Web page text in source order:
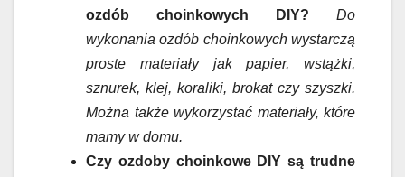
ozdób choinkowych DIY?
Do
wykonania ozdób choinkowych wystarczą
proste materiały jak papier, wstążki,
sznurek, klej, koraliki, brokat czy szyszki.
Można także wykorzystać materiały, które
mamy w domu.
Czy ozdoby choinkowe DIY są trudne